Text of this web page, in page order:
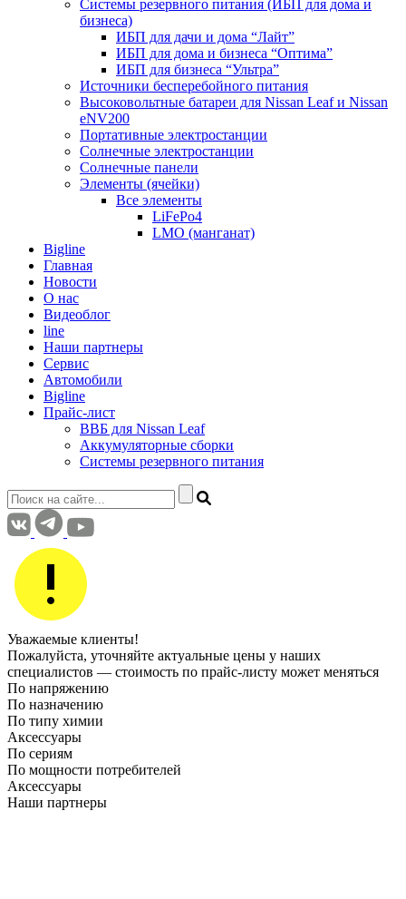
Системы резервного питания (ИБП для дома и
бизнеса)
ИБП для дачи и дома “Лайт”
ИБП для дома и бизнеса “Оптима”
ИБП для бизнеса “Ультра”
Источники бесперебойного питания
Высоковольтные батареи для Nissan Leaf и Nissan
eNV200
Портативные электростанции
Солнечные электростанции
Солнечные панели
Элементы (ячейки)
Все элементы
LiFePo4
LMO (манганат)
Bigline
Главная
Новости
О нас
Видеоблог
line
Наши партнеры
Сервис
Автомобили
Bigline
Прайс-лист
ВВБ для Nissan Leaf
Аккумуляторные сборки
Системы резервного питания
Уважаемые клиенты!
Пожалуйста, уточняйте актуальные цены у наших
специалистов — стоимость по прайс‑листу может меняться
По напряжению
По назначению
По типу химии
Аксессуары
По сериям
По мощности потребителей
Аксессуары
Наши партнеры